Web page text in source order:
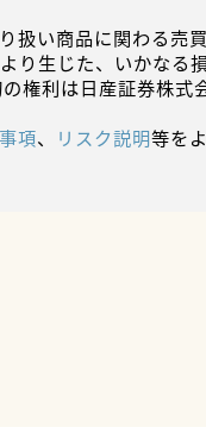
扱い商品に関わる
り生じた、いかな
権利は日産証券株式
項、 リスク説明等を